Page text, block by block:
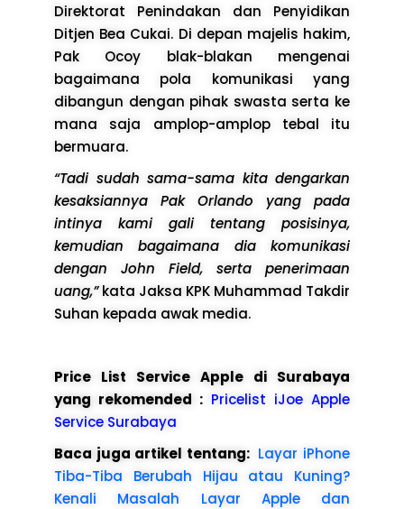
Direktorat Penindakan dan Penyidikan
Ditjen Bea Cukai. Di depan majelis hakim,
Pak Ocoy blak-blakan mengenai
bagaimana pola komunikasi yang
dibangun dengan pihak swasta serta ke
mana saja amplop-amplop tebal itu
bermuara.
“Tadi sudah sama-sama kita dengarkan
kesaksiannya Pak Orlando yang pada
intinya kami gali tentang posisinya,
kemudian bagaimana dia komunikasi
dengan John Field, serta penerimaan
uang,”kata Jaksa KPK Muhammad Takdir
Suhan kepada awak media.
Price List Service Apple di Surabaya
yang rekomended : Pricelist iJoe Apple
Service Surabaya
Baca juga artikel tentang: Layar iPhone
Tiba-Tiba Berubah Hijau atau Kuning?
Kenali Masalah Layar Apple dan